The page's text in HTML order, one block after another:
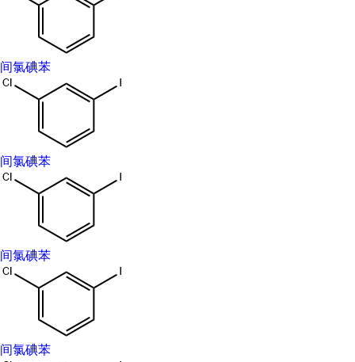
间氯碘苯
间氯碘苯
间氯碘苯
间氯碘苯